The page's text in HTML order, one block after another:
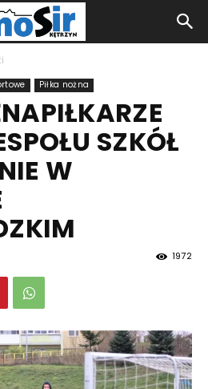
Piłka nożna
SZKÓŁ
W
1972